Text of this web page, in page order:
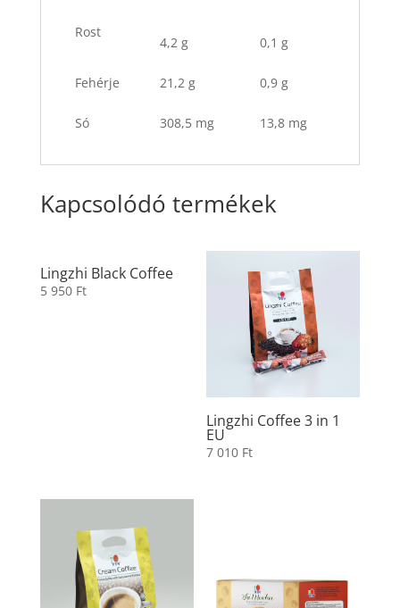
Rost
4,2 g 0,1 g
Fehérje 21,2 g 0,9 g
Só 308,5 mg 13,8 mg
Kapcsolódó termékek
Lingzhi Black Coffee
5 950 Ft
Lingzhi Coffee 3 in 1
EU
7 010 Ft